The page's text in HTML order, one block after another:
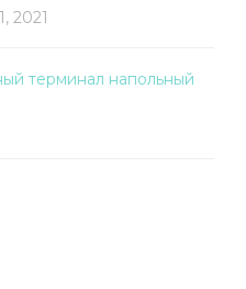
2021
терминал напольный